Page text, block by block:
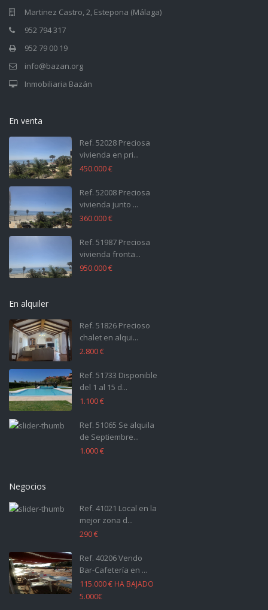
Martinez Castro, 2, Estepona (Málaga)
952 794 317
952 79 00 19
info@bazan.org
Inmobiliaria Bazán
En venta
Ref. 52028 Preciosa
vivienda en pri...
450.000 €
Ref. 52008 Preciosa
vivienda junto ...
360.000 €
Ref. 51987 Preciosa
vivienda fronta...
950.000 €
En alquiler
Ref. 51826 Precioso
chalet en alqui...
2.800 €
Ref. 51733 Disponible
del 1 al 15 d...
1.100 €
Ref. 51065 Se alquila
de Septiembre...
1.000 €
Negocios
Ref. 41021 Local en la
mejor zona d...
290 €
Ref. 40206 Vendo
Bar-Cafetería en ...
115.000 € HA BAJADO
5.000€